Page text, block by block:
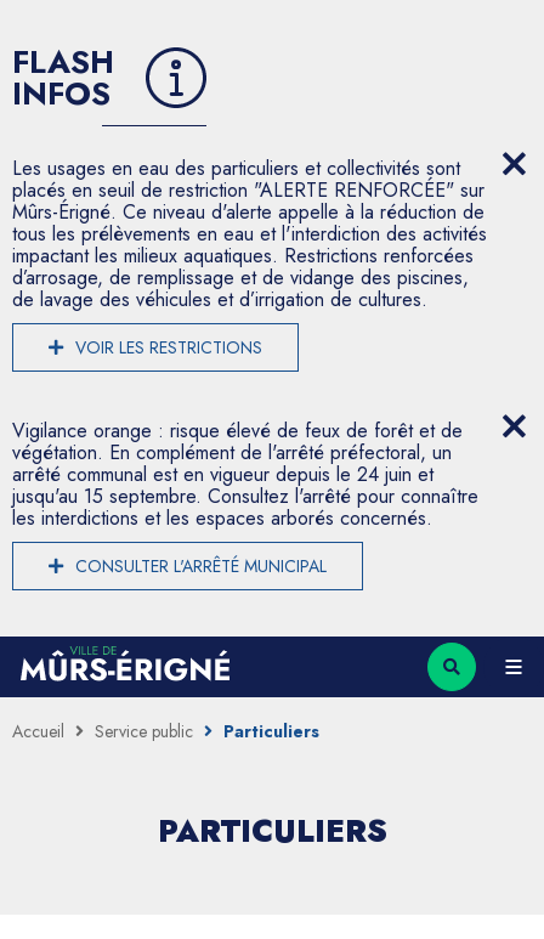
FLASH
INFOS
Les usages en eau des particuliers et collectivités sont
placés en seuil de restriction "ALERTE RENFORCÉE" sur
Mûrs-Érigné. Ce niveau d'alerte appelle à la réduction de
tous les prélèvements en eau et l'interdiction des activités
impactant les milieux aquatiques. Restrictions renforcées
d’arrosage, de remplissage et de vidange des piscines,
de lavage des véhicules et d’irrigation de cultures.
VOIR LES RESTRICTIONS
Vigilance orange : risque élevé de feux de forêt et de
végétation. En complément de l'arrêté préfectoral, un
arrêté communal est en vigueur depuis le 24 juin et
jusqu'au 15 septembre. Consultez l'arrêté pour connaître
les interdictions et les espaces arborés concernés.
CONSULTER L'ARRÊTÉ MUNICIPAL
Accueil Service public Particuliers
PARTICULIERS